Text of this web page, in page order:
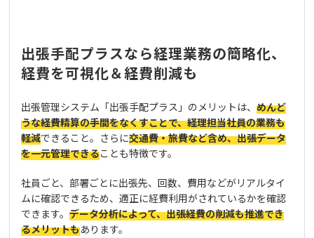
出張手配プラスなら経理業務の簡略化、
経費を可視化＆経費削減も
出張管理システム「出張手配プラス」のメリットは、めんど
うな経費精算の手間をなくすことで、経理担当社員の業務も
軽減できること。さらに交通費・旅費など含め、出張データ
を一元管理できることも特徴です。
社員ごと、部署ごとに出張先、回数、費用などがリアルタイ
ムに確認できるため、適正に経費利用がされているかを確認
できます。データ分析によって、出張経費の削減も推進でき
るメリットもあります。